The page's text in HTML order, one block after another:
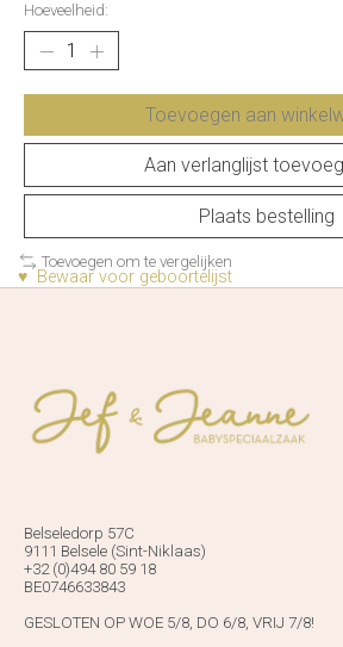
Hoeveelheid:
Toevoegen aan
Aan verlanglijst
Plaats bestelling
Toevoegen om te vergelijken
♥ Bewaar voor geboortelijst
Belseledorp 57C
9111 Belsele (Sint-Niklaas)
+32 (0)494 80 59 18
BE0746633843
GESLOTEN OP WOE 5/8, DO 6/8, VRIJ 7/8!